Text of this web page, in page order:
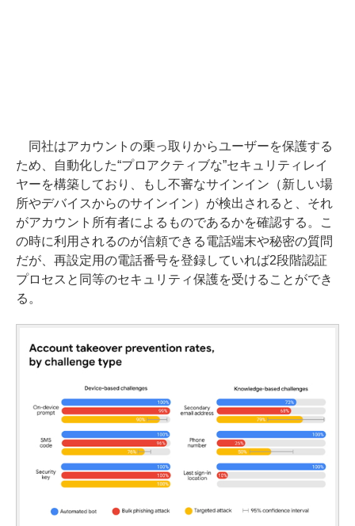
同社はアカウントの乗っ取りからユーザーを保護する
ため、自動化した“プロアクティブな”セキュリティレイ
ヤーを構築しており、もし不審なサインイン（新しい場
所やデバイスからのサインイン）が検出されると、それ
がアカウント所有者によるものであるかを確認する。こ
の時に利用されるのが信頼できる電話端末や秘密の質問
だが、再設定用の電話番号を登録していれば2段階認証
プロセスと同等のセキュリティ保護を受けることができ
る。